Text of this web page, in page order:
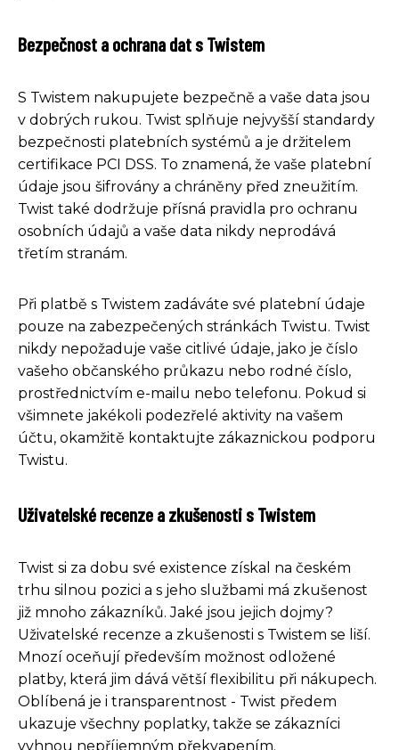
Bezpečnost a ochrana dat s Twistem
S Twistem nakupujete bezpečně a vaše data jsou
v dobrých rukou. Twist splňuje nejvyšší standardy
bezpečnosti platebních systémů a je držitelem
certifikace PCI DSS. To znamená, že vaše platební
údaje jsou šifrovány a chráněny před zneužitím.
Twist také dodržuje přísná pravidla pro ochranu
osobních údajů a vaše data nikdy neprodává
třetím stranám.
Při platbě s Twistem zadáváte své platební údaje
pouze na zabezpečených stránkách Twistu. Twist
nikdy nepožaduje vaše citlivé údaje, jako je číslo
vašeho občanského průkazu nebo rodné číslo,
prostřednictvím e-mailu nebo telefonu. Pokud si
všimnete jakékoli podezřelé aktivity na vašem
účtu, okamžitě kontaktujte zákaznickou podporu
Twistu.
Uživatelské recenze a zkušenosti s Twistem
Twist si za dobu své existence získal na českém
trhu silnou pozici a s jeho službami má zkušenost
již mnoho zákazníků. Jaké jsou jejich dojmy?
Uživatelské recenze a zkušenosti s Twistem se liší.
Mnozí oceňují především možnost odložené
platby, která jim dává větší flexibilitu při nákupech.
Oblíbená je i transparentnost - Twist předem
ukazuje všechny poplatky, takže se zákazníci
vyhnou nepříjemným překvapením.